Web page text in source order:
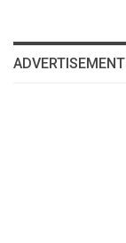
ADVERTISEMENT